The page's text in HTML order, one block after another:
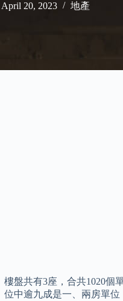
April 20, 2023 地產
樓盤共有3座，合共1020個
位中逾九成是一、兩房單位